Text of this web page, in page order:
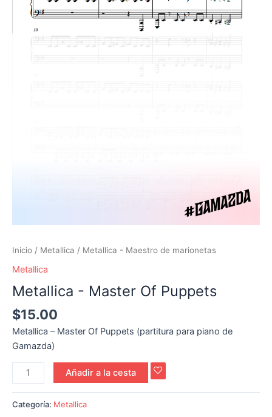
Inicio / Metallica / Metallica - Maestro de marionetas
Metallica
Metallica - Master Of Puppets
$15.00
Metallica – Master Of Puppets (partitura para piano de
Gamazda)
Añadir a la cesta
Categoría: Metallica